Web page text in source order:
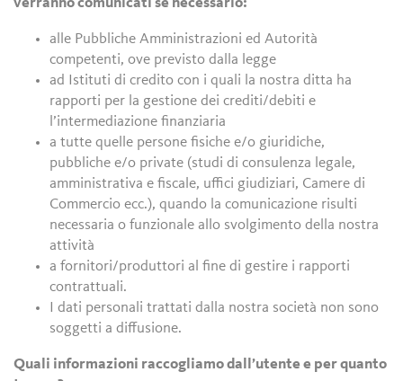
alle Pubbliche Amministrazioni ed Autorità
competenti, ove previsto dalla legge
ad Istituti di credito con i quali la nostra ditta ha
rapporti per la gestione dei crediti/debiti e
l’intermediazione finanziaria
a tutte quelle persone fisiche e/o giuridiche,
pubbliche e/o private (studi di consulenza legale,
amministrativa e fiscale, uffici giudiziari, Camere di
Commercio ecc.), quando la comunicazione risulti
necessaria o funzionale allo svolgimento della nostra
attività
a fornitori/produttori al fine di gestire i rapporti
contrattuali.
I dati personali trattati dalla nostra società non sono
soggetti a diffusione.
Quali informazioni raccogliamo dall’utente e per quanto